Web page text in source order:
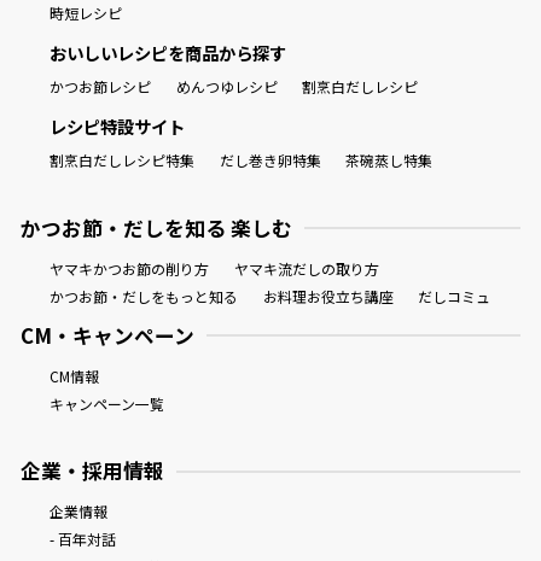
時短レシピ
おいしいレシピを商品から探す
かつお節レシピ めんつゆレシピ 割烹白だしレシピ
レシピ特設サイト
割烹白だしレシピ特集 だし巻き卵特集 茶碗蒸し特集
かつお節・だしを知る 楽しむ
ヤマキかつお節の削り方
ヤマキ流だしの取り方
かつお節・だしをもっと知る
お料理お役立ち講座 だしコミュ
CM・キャンペーン
CM情報
キャンペーン一覧
企業・採用情報
企業情報
- 百年対話